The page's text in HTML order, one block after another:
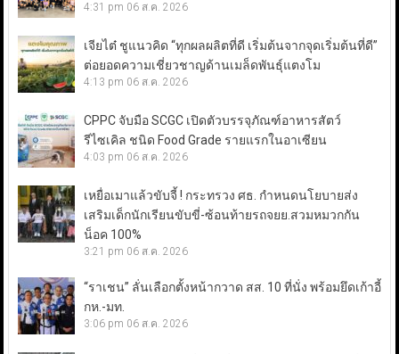
4:31 pm 06 ส.ค. 2026
เจียไต๋ ชูแนวคิด “ทุกผลผลิตที่ดี เริ่มต้นจากจุดเริ่มต้นที่ดี”
ต่อยอดความเชี่ยวชาญด้านเมล็ดพันธุ์แตงโม
4:13 pm 06 ส.ค. 2026
CPPC จับมือ SCGC เปิดตัวบรรจุภัณฑ์อาหารสัตว์
รีไซเคิล ชนิด Food Grade รายแรกในอาเซียน
4:03 pm 06 ส.ค. 2026
เหยื่อเมาแล้วขับจี้ ! กระทรวง ศธ. กำหนดนโยบายส่ง
เสริมเด็กนักเรียนขับขี่-ซ้อนท้ายรถจยย.สวมหมวกกัน
น็อค 100%
3:21 pm 06 ส.ค. 2026
“ราเชน” ลั่นเลือกตั้งหน้ากวาด สส. 10 ที่นั่ง พร้อมยึดเก้าอี้
กห.-มท.
3:06 pm 06 ส.ค. 2026